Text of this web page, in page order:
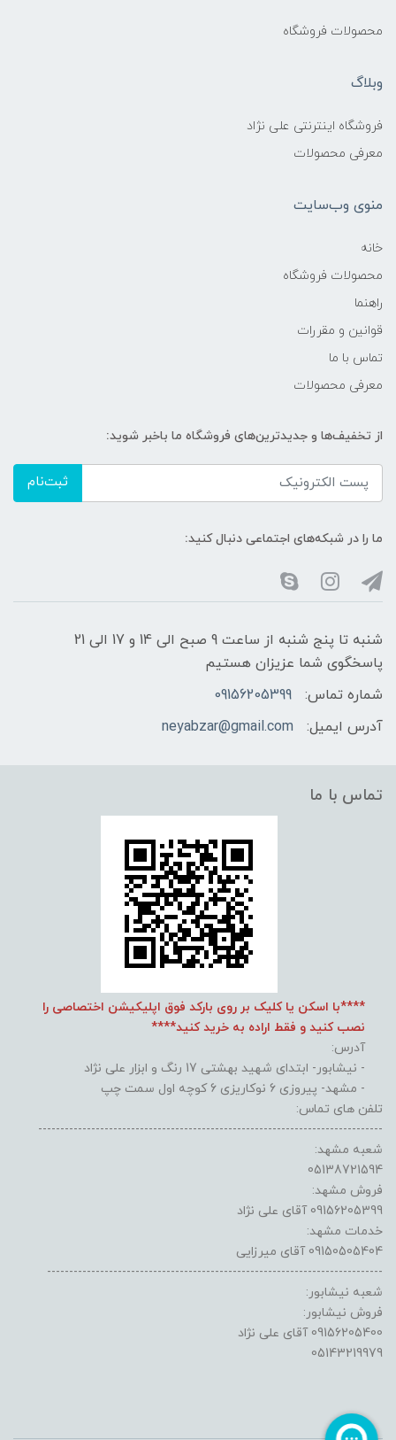
محصولات فروشگاه
وبلاگ
فروشگاه اینترنتی علی نژاد
معرفی محصولات
منوی وب‌سایت
خانه
محصولات فروشگاه
راهنما
قوانین و مقررات
تماس با ما
معرفی محصولات
از تخفیف‌ها و جدیدترین‌های فروشگاه ما باخبر شوید:
ثبت‌نام
ما را در شبکه‌های اجتماعی دنبال کنید:
شنبه تا پنج شنبه از ساعت 9 صبح الی 14 و 17 الی 21
پاسخگوی شما عزیزان هستیم
شماره تماس:
09156205399
آدرس ایمیل:
neyabzar@gmail.com
تماس با ما
****با اسکن یا کلیک بر روی بارکد فوق اپلیکیشن اختصاصی را
نصب کنید و فقط اراده به خرید کنید****
آدرس:
- نیشابور- ابتدای شهید بهشتی 17 رنگ و ابزار علی نژاد
- مشهد- پیروزی 6 نوکاریزی 6 کوچه اول سمت چپ
تلفن های تماس:
------------------------------------------------------------------------------
شعبه مشهد:
05138721594
فروش مشهد:
09156205399 آقای علی نژاد
خدمات مشهد:
09150505404 آقای میرزایی
----------------------------------------------------------------------------
شعبه نیشابور:
فروش نیشابور:
09156205400 آقای علی نژاد
05143219979